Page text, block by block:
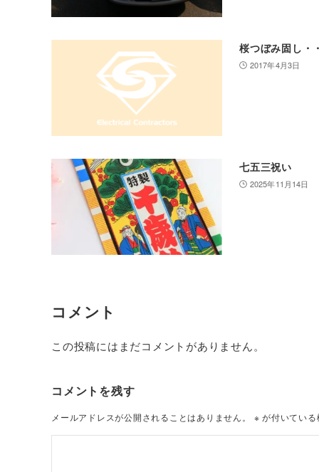
桜つぼみ固し・
2017年4月3日
七五三祝い
2025年11月14日
コメント
この投稿にはまだコメントがありません。
コメントを残す
メールアドレスが公開されることはありません。 ※ が付いてい